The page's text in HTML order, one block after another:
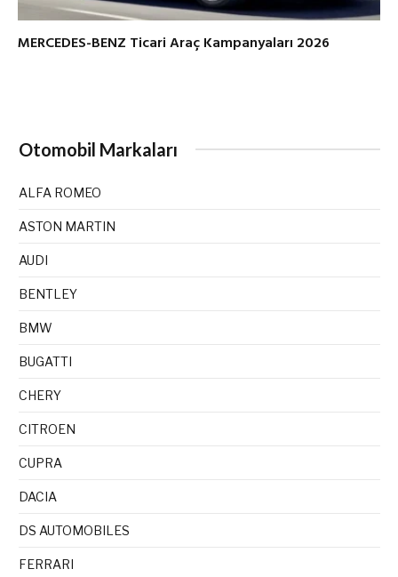
MERCEDES-BENZ Ticari Araç Kampanyaları 2026
Otomobil Markaları
ALFA ROMEO
ASTON MARTIN
AUDI
BENTLEY
BMW
BUGATTI
CHERY
CITROEN
CUPRA
DACIA
DS AUTOMOBILES
FERRARI